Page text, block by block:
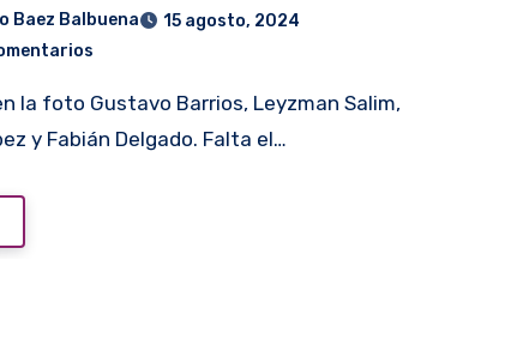
Baez Balbuena
15 agosto, 2024
y Fabián Delgado. Falta el…